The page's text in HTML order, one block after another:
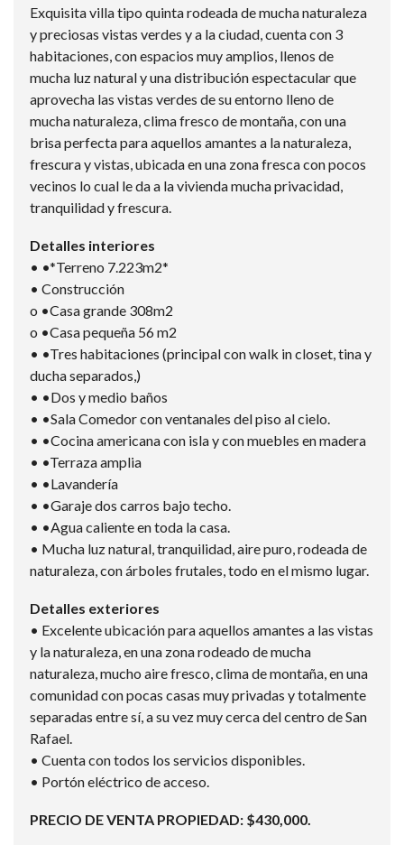
Exquisita villa tipo quinta rodeada de mucha naturaleza
y preciosas vistas verdes y a la ciudad, cuenta con 3
habitaciones, con espacios muy amplios, llenos de
mucha luz natural y una distribución espectacular que
aprovecha las vistas verdes de su entorno lleno de
mucha naturaleza, clima fresco de montaña, con una
brisa perfecta para aquellos amantes a la naturaleza,
frescura y vistas, ubicada en una zona fresca con pocos
vecinos lo cual le da a la vivienda mucha privacidad,
tranquilidad y frescura.
Detalles interiores
• •*Terreno 7.223m2*
• Construcción
o •Casa grande 308m2
o •Casa pequeña 56 m2
• •Tres habitaciones (principal con walk in closet, tina y
ducha separados,)
• •Dos y medio baños
• •Sala Comedor con ventanales del piso al cielo.
• •Cocina americana con isla y con muebles en madera
• •Terraza amplia
• •Lavandería
• •Garaje dos carros bajo techo.
• •Agua caliente en toda la casa.
• Mucha luz natural, tranquilidad, aire puro, rodeada de
naturaleza, con árboles frutales, todo en el mismo lugar.
Detalles exteriores
• Excelente ubicación para aquellos amantes a las vistas
y la naturaleza, en una zona rodeado de mucha
naturaleza, mucho aire fresco, clima de montaña, en una
comunidad con pocas casas muy privadas y totalmente
separadas entre sí, a su vez muy cerca del centro de San
Rafael.
• Cuenta con todos los servicios disponibles.
• Portón eléctrico de acceso.
PRECIO DE VENTA PROPIEDAD: $430,000.